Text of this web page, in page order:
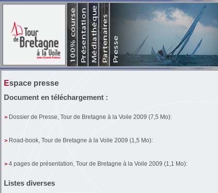
Historique des
Les sites web
Piriac-sur-Mer
St
Espace presse
Document en téléchargement :
> Dossier de Presse, Tour de Bretagne à la Voile 2009 (7,5 Mo):
> Road-book, Tour de Bretagne à la Voile 2009 (1,5 Mo):
> 4 pages de présentation, Tour de Bretagne à la Voile 2009 (1,1 Mo):
Listes diverses